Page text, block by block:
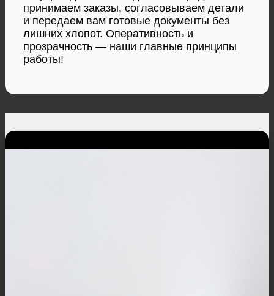
принимаем заказы, согласовываем детали
и передаем вам готовые документы без
лишних хлопот. Оперативность и
прозрачность — наши главные принципы
работы!